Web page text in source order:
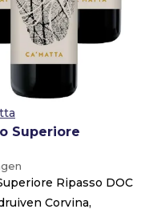
Superiore
Ripasso DOC
Corvina,